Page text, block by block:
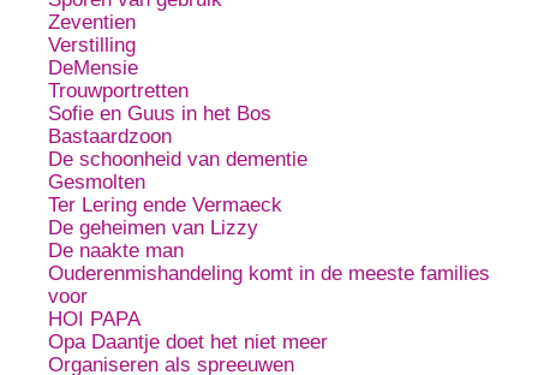
Zeventien
Verstilling
DeMensie
Trouwportretten
Sofie en Guus in het Bos
Bastaardzoon
De schoonheid van dementie
Gesmolten
Ter Lering ende Vermaeck
De geheimen van Lizzy
De naakte man
Ouderenmishandeling komt in de meeste families
voor
HOI PAPA
Opa Daantje doet het niet meer
Organiseren als spreeuwen